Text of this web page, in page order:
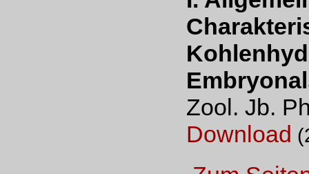
Zool. Jb.
Download